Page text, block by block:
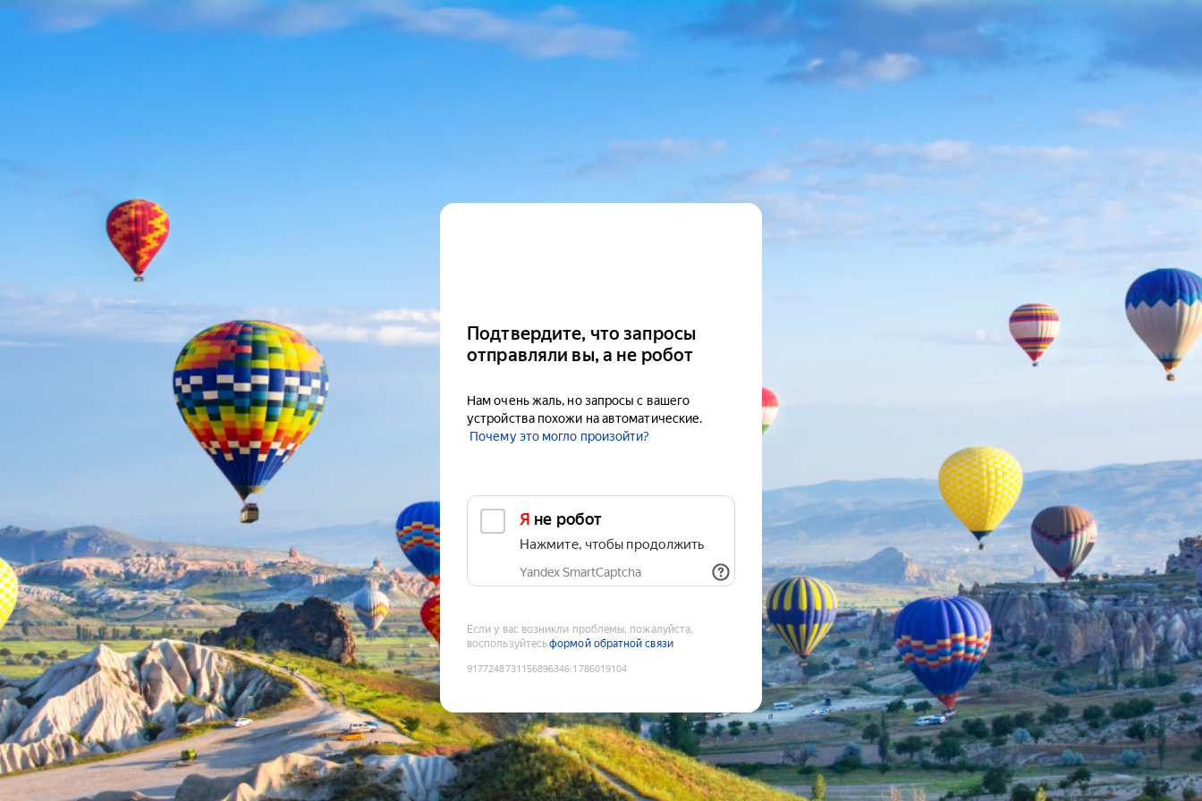
Подтвердите, что запросы
отправляли вы, а не робот
Нам очень жаль, но запросы с вашего
устройства похожи на автоматические.
Почему это могло произойти?
Я не робот
Нажмите, чтобы продолжить
Yandex SmartCaptcha
Если у вас возникли проблемы, пожалуйста,
воспользуйтесьформой обратной связи
9177248731156896346:1786019104